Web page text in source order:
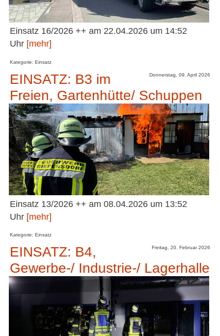
Einsatz 16/2026 ++ am 22.04.2026 um 14:52
Uhr [mehr]
Kategorie: Einsatz
Donnerstag, 09. April 2026
EINSATZ: B3 im
Freien, Gartenhütte/ Schuppen
Einsatz 13/2026 ++ am 08.04.2026 um 13:52
Uhr [mehr]
Kategorie: Einsatz
Freitag, 20. Februar 2026
EINSATZ: B4,
Gewerbe-/ Industrie-/ Lagerhalle